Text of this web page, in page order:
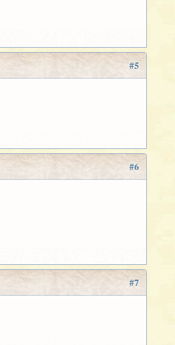
#5
#6
#7